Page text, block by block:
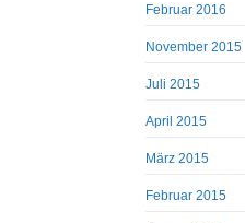
Februar 2016
November 2015
Juli 2015
April 2015
März 2015
Februar 2015